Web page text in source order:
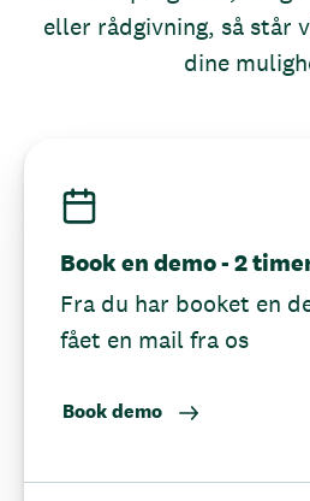
eller rådgivning, så står
dine
Book en demo - 2
Fra du har booket en
fået en mail fra os
Book demo